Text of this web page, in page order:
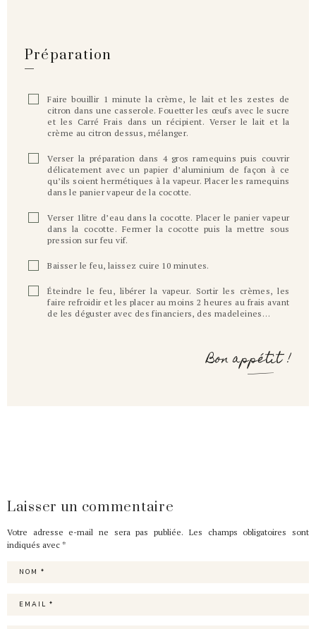
Préparation
Faire bouillir 1 minute la crème, le lait et les zestes de
citron dans une casserole. Fouetter les œufs avec le sucre
et les Carré Frais dans un récipient. Verser le lait et la
crème au citron dessus, mélanger.
Verser la préparation dans 4 gros ramequins puis couvrir
délicatement avec un papier d’aluminium de façon à ce
qu’ils soient hermétiques à la vapeur. Placer les ramequins
dans le panier vapeur de la cocotte.
Verser 1litre d’eau dans la cocotte. Placer le panier vapeur
dans la cocotte. Fermer la cocotte puis la mettre sous
pression sur feu vif.
Baisser le feu, laissez cuire 10 minutes.
Éteindre le feu, libérer la vapeur. Sortir les crèmes, les
faire refroidir et les placer au moins 2 heures au frais avant
de les déguster avec des financiers, des madeleines…
Bon appétit !
Laisser un commentaire
Votre adresse e-mail ne sera pas publiée. Les champs obligatoires sont
indiqués avec *